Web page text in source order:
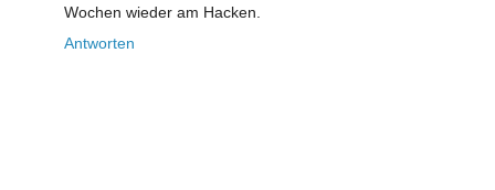
Wochen wieder am Hacken.
Antworten